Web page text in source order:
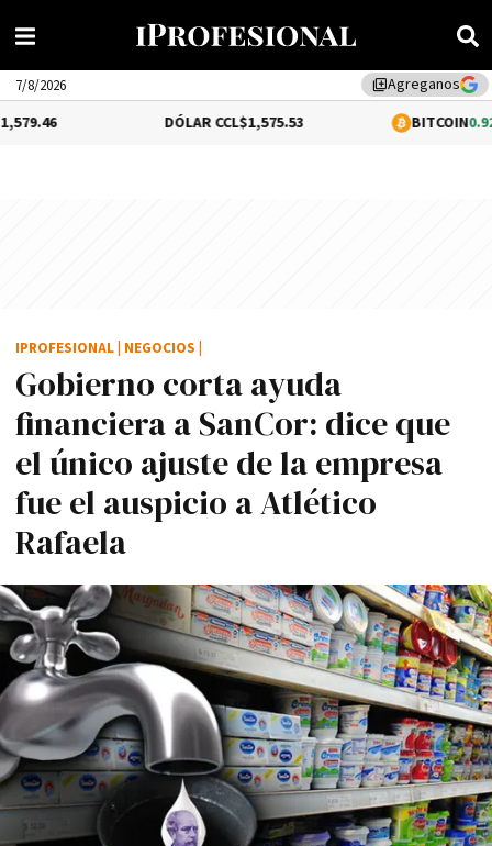
library_addAgreganos
7/8/2026
$1,575.53 0.92%
Gobierno corta ayuda
financiera a SanCor: dice que
el único ajuste de la empresa
fue el auspicio a Atlético
Rafaela
IPROFESIONAL NEGOCIOS